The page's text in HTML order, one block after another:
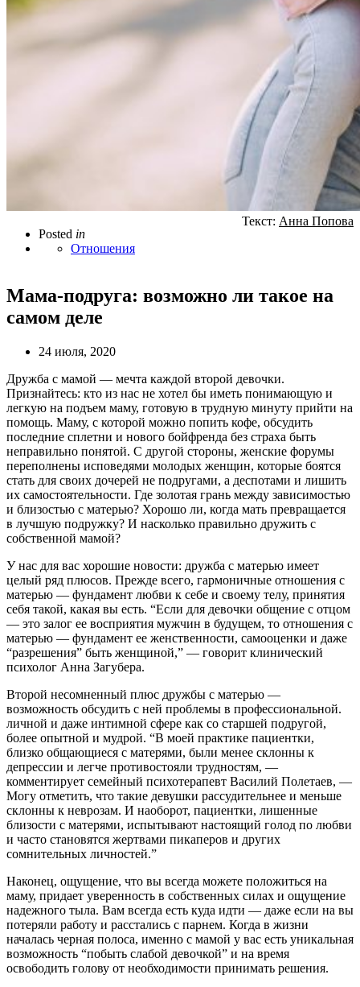
Posted in
Отношения
Текст: Анна Попова
Мама-подруга: возможно ли такое на
самом деле
24 июля, 2020
Дружба с мамой — мечта каждой второй девочки.
Признайтесь: кто из нас не хотел бы иметь понимающую и
легкую на подъем маму, готовую в трудную минуту прийти на
помощь. Маму, с которой можно попить кофе, обсудить
последние сплетни и нового бойфренда без страха быть
неправильно понятой. С другой стороны, женские форумы
переполнены исповедями молодых женщин, которые боятся
стать для своих дочерей не подругами, а деспотами и лишить
их самостоятельности. Где золотая грань между зависимостью
и близостью с матерью? Хорошо ли, когда мать превращается
в лучшую подружку? И насколько правильно дружить с
собственной мамой?
У нас для вас хорошие новости: дружба с матерью имеет
целый ряд плюсов. Прежде всего, гармоничные отношения с
матерью — фундамент любви к себе и своему телу, принятия
себя такой, какая вы есть. “Если для девочки общение с отцом
— это залог ее восприятия мужчин в будущем, то отношения с
матерью — фундамент ее женственности, самооценки и даже
“разрешения” быть женщиной,” — говорит клинический
психолог Анна Загубера.
Второй несомненный плюс дружбы с матерью —
возможность обсудить с ней проблемы в профессиональной.
личной и даже интимной сфере как со старшей подругой,
более опытной и мудрой. “В моей практике пациентки,
близко общающиеся с матерями, были менее склонны к
депрессии и легче противостояли трудностям, —
комментирует семейный психотерапевт Василий Полетаев, —
Могу отметить, что такие девушки рассудительнее и меньше
склонны к неврозам. И наоборот, пациентки, лишенные
близости с матерями, испытывают настоящий голод по любви
и часто становятся жертвами пикаперов и других
сомнительных личностей.”
Наконец, ощущение, что вы всегда можете положиться на
маму, придает уверенность в собственных силах и ощущение
надежного тыла. Вам всегда есть куда идти — даже если на вы
потеряли работу и расстались с парнем. Когда в жизни
началась черная полоса, именно с мамой у вас есть уникальная
возможность “побыть слабой девочкой” и на время
освободить голову от необходимости принимать решения.